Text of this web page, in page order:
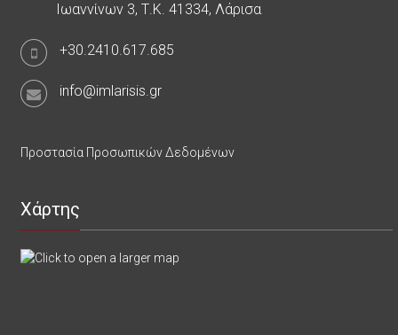
Ιωαννίνων 3, Τ.Κ. 41334, Λάρισα
+30.2410.617.685
info@imlarisis.gr
Προστασία Προσωπικών Δεδομένων
Χάρτης